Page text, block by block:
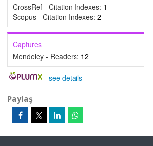
CrossRef - Citation Indexes: 1
Scopus - Citation Indexes: 2
Captures
Mendeley - Readers: 12
- see details
Paylaş